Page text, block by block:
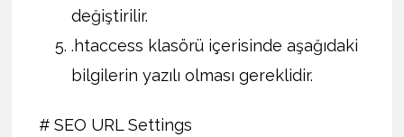
değiştirilir.
.htaccess klasörü içerisinde aşağıdaki
bilgilerin yazılı olması gereklidir.
# SEO URL Settings